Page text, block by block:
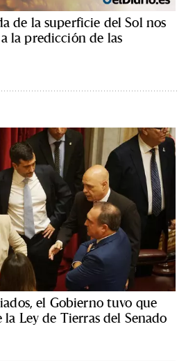
de la superficie del Sol nos
la predicción de las
el Gobierno tuvo que
Ley de Tierras del Senado